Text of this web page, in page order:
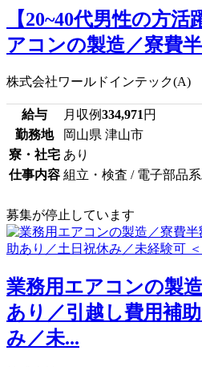
【20~40代男性の方
アコンの製造／寮費
株式会社ワールドインテック(A)
給与 月収例334,971 円
勤務地
岡山県 津山市
寮・社宅 あり
仕事内容 組立・検査 / 電子部品
募集が停止しています
業務用エアコンの製
あり／引越し費用補
み／未...